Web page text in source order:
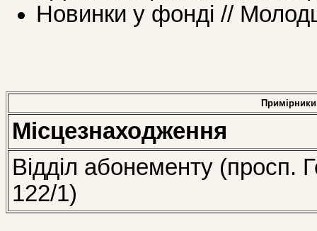
Новинки у фонді //
Примірники
Місцезнаходження
Відділ абонементу (просп.
122/1)